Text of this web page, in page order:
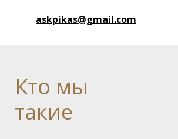
askpikas@gmail.com
Кто мы
такие